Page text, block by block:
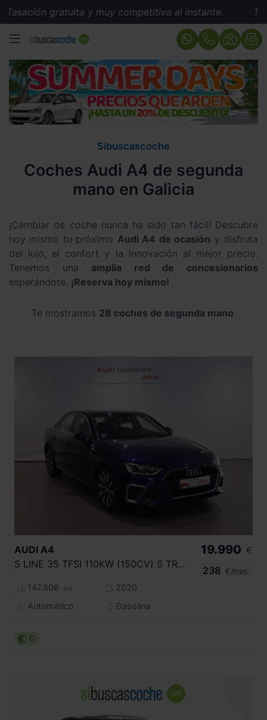
gratuita y muy competitiva al instante. Tasación
MENÚ
Sibuscascoche
Coches Audi A4 de segunda
mano en Galicia
¡Cambiar de coche nunca ha sido tan fácil! Descubre
hoy mismo tu próximo Audi A4 de ocasión y disfruta
del lujo, el confort y la innovación al mejor precio.
Tenemos una amplia red de concesionarios
esperándote. ¡Reserva hoy mismo!
Te mostramos 28 coches de segunda mano.
AUDI A4
S LINE 35 TFSI 110KW (150CV) S TRONIC
147.806 km
2020
Automático
Gasolina
19.990 €
238
€/mes
C